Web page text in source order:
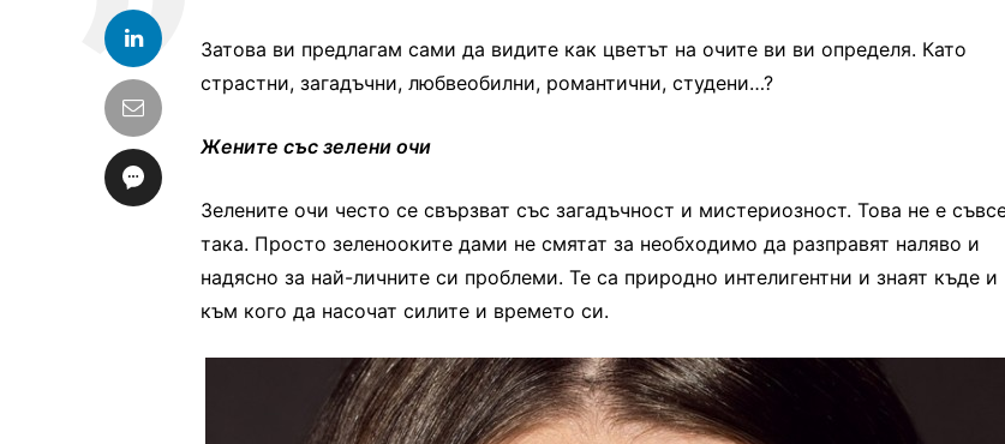
Затова ви предлагам сами да видите как цветът на очите ви ви определя. Като
страстни, загадъчни, любвеобилни, романтични, студени…?
Жените със зелени очи
Зелените очи често се свързват със загадъчност и мистериозност. Това не е
така. Просто зеленооките дами не смятат за необходимо да разправят наляво и
надясно за най-личните си проблеми. Те са природно интелигентни и знаят къде и
към кого да насочат силите и времето си.